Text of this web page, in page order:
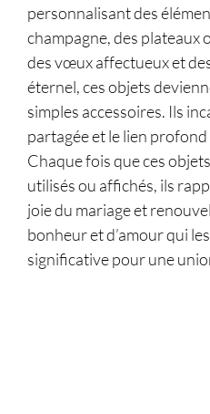
personnalisant des
champagne, des plateaux
des vœux affectueux et
éternel, ces objets
simples accessoires. Ils
partagée et le lien
Chaque fois que ces
utilisés ou affichés, ils
joie du mariage et
bonheur et d’amour qui
significative pour une